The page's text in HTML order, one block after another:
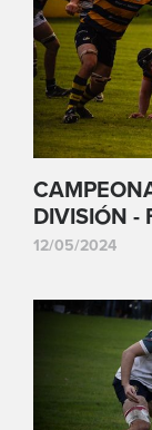
DIVISIÓN -
12/05/2024